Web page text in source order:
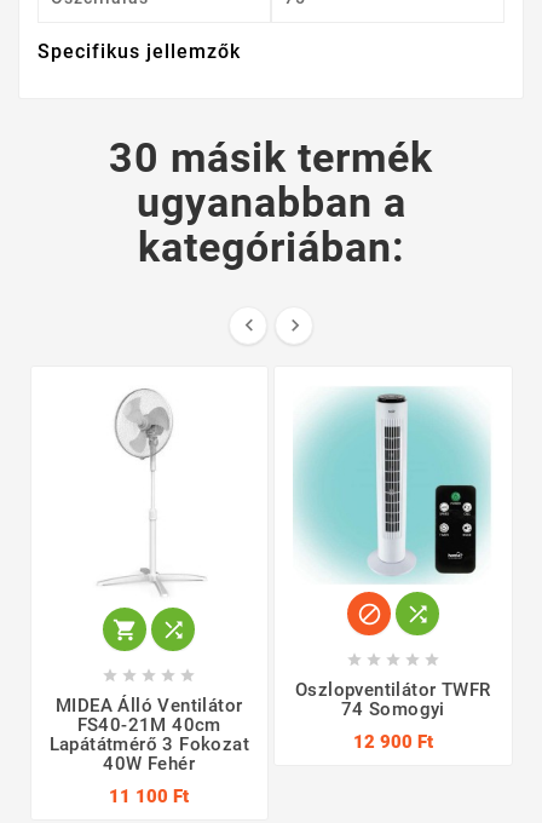
Specifikus jellemzők
30 másik termék
ugyanabban a
kategóriában:
 
 
    
MIDEA Álló Ventilátor
FS40-21M 40cm
Lapátátmérő 3 Fokozat
40W Fehér
11 100 Ft
 
    
Oszlopventilátor TWFR
74 Somogyi
12 900 Ft